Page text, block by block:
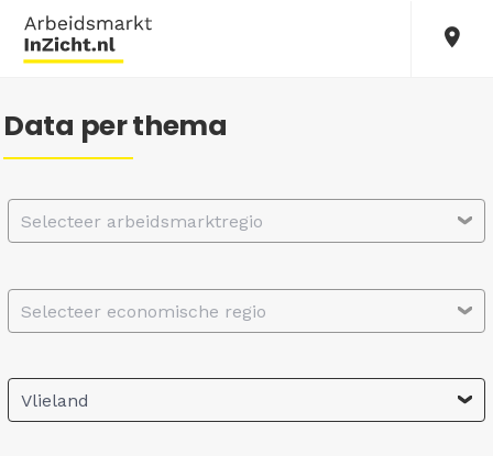
Data per thema
Selecteer arbeidsmarktregio
Selecteer economische regio
Vlieland